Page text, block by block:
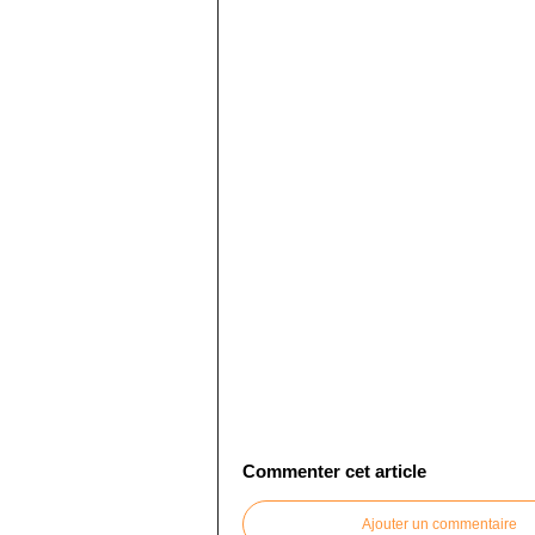
Commenter cet article
Ajouter un commentaire